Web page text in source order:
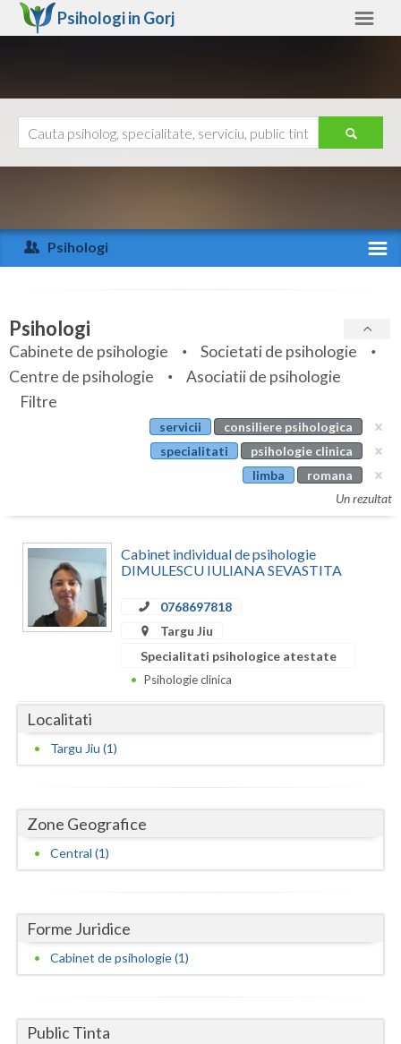
Psihologi in Gorj
Arad
Arges
Bihor
Bistrita-Nasaud
Botosani
Bucuresti
Calarasi
Caras-Severin
Covasna
Dambovita
Dolj
Galati
Gorj
Ialomita
Ajutor
Psihologi
Specialitati
Servicii
Articole
Psihologi
Cabinete de psihologie
Societati de psihologie
Centre de psihologie
Asociatii de psihologie
Filtre
servicii
consiliere psihologica
specialitati
psihologie clinica
limba
romana
Un rezultat
Cabinet individual de psihologie
DIMULESCU IULIANA SEVASTITA
0768697818
Targu Jiu
Specialitati psihologice atestate
Psihologie clinica
Localitati
Targu Jiu (1)
Zone Geografice
Central (1)
Forme Juridice
Cabinet de psihologie (1)
Public Tinta